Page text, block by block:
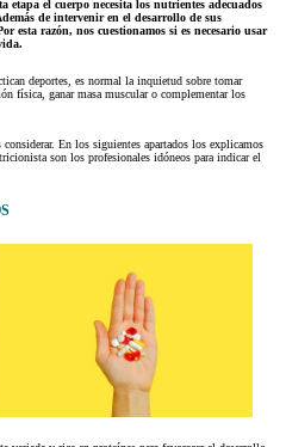
etapa el cuerpo necesita los nutrientes adecuados
de intervenir en el desarrollo de sus
esta razón, nos cuestionamos si es necesario usar
deportes, es normal la inquietud sobre tomar
física, ganar masa muscular o complementar los
En los siguientes apartados los explicamos
son los profesionales idóneos para indicar el